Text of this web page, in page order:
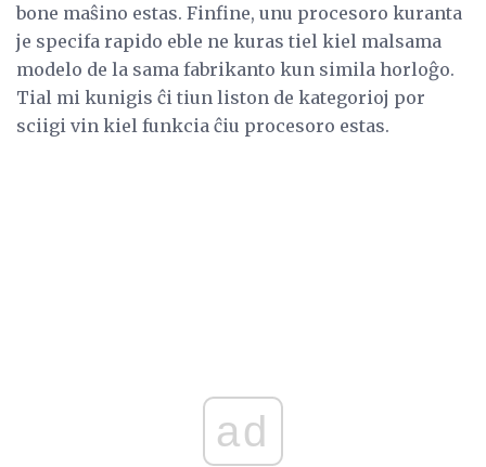
bone maŝino estas. Finfine, unu procesoro kuranta
je specifa rapido eble ne kuras tiel kiel malsama
modelo de la sama fabrikanto kun simila horloĝo.
Tial mi kunigis ĉi tiun liston de kategorioj por
sciigi vin kiel funkcia ĉiu procesoro estas.
ad